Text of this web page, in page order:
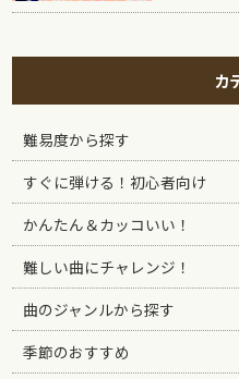
カ
難易度から探す
すぐに弾ける！初心者向け
かんたん＆カッコいい！
難しい曲にチャレンジ！
曲のジャンルから探す
季節のおすすめ